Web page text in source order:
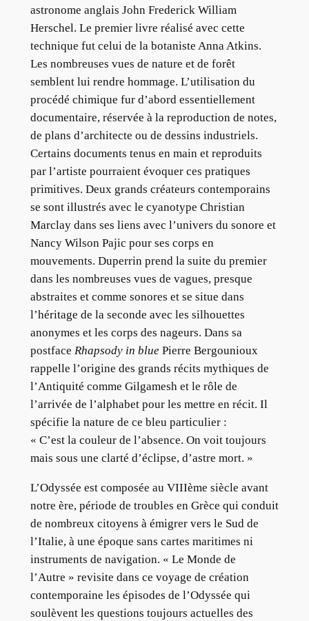
astronome anglais John Frederick William
Herschel. Le premier livre réalisé avec cette
technique fut celui de la botaniste Anna Atkins.
Les nombreuses vues de nature et de forêt
semblent lui rendre hommage. L’utilisation du
procédé chimique fur d’abord essentiellement
documentaire, réservée à la reproduction de notes,
de plans d’architecte ou de dessins industriels.
Certains documents tenus en main et reproduits
par l’artiste pourraient évoquer ces pratiques
primitives. Deux grands créateurs contemporains
se sont illustrés avec le cyanotype Christian
Marclay dans ses liens avec l’univers du sonore et
Nancy Wilson Pajic pour ses corps en
mouvements. Duperrin prend la suite du premier
dans les nombreuses vues de vagues, presque
abstraites et comme sonores et se situe dans
l’héritage de la seconde avec les silhouettes
anonymes et les corps des nageurs. Dans sa
postface Rhapsody in bluePierre Bergounioux
rappelle l’origine des grands récits mythiques de
l’Antiquité comme Gilgamesh et le rôle de
l’arrivée de l’alphabet pour les mettre en récit. Il
spécifie la nature de ce bleu particulier :
« C’est la couleur de l’absence. On voit toujours
mais sous une clarté d’éclipse, d’astre mort. »
L’Odyssée est composée au VIIIème siècle avant
notre ère, période de troubles en Grèce qui conduit
de nombreux citoyens à émigrer vers le Sud de
l’Italie, à une époque sans cartes maritimes ni
instruments de navigation. « Le Monde de
l’Autre » revisite dans ce voyage de création
contemporaine les épisodes de l’Odyssée qui
soulèvent les questions toujours actuelles des